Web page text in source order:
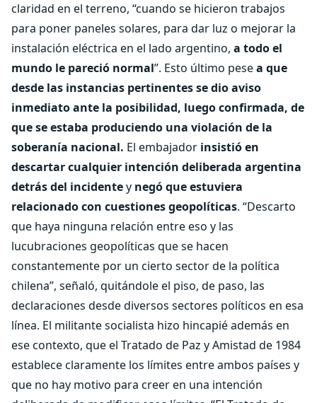
claridad en el terreno, “cuando se hicieron trabajos
para poner paneles solares, para dar luz o mejorar la
instalación eléctrica en el lado argentino, a todo el
mundo le pareció normal”. Esto último pesea que
desde las instancias pertinentes se dio aviso
inmediato ante la posibilidad, luego confirmada, de
que se estaba produciendo una violación de la
soberanía nacional. El embajador insistió en
descartar cualquier intención deliberada argentina
detrás del incidentey negó que estuviera
relacionado con cuestiones geopolíticas. “Descarto
que haya ninguna relación entre eso y las
lucubraciones geopolíticas que se hacen
constantemente por un cierto sector de la política
chilena”, señaló, quitándole el piso, de paso, las
declaraciones desde diversos sectores políticos en esa
línea. El militante socialista hizo hincapié además en
ese contexto, que el Tratado de Paz y Amistad de 1984
establece claramente los límites entre ambos países y
que no hay motivo para creer en una intención